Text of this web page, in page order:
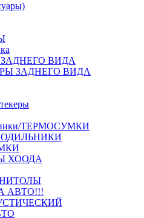
ВИДА
ЗАДНЕГО ВИДА
ТЕРМОСУМКИ
ХООДА
АВТО!!!